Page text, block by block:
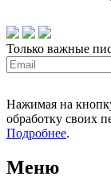
Только важные
Нажимая на
обработку своих
Подробнее.
Меню